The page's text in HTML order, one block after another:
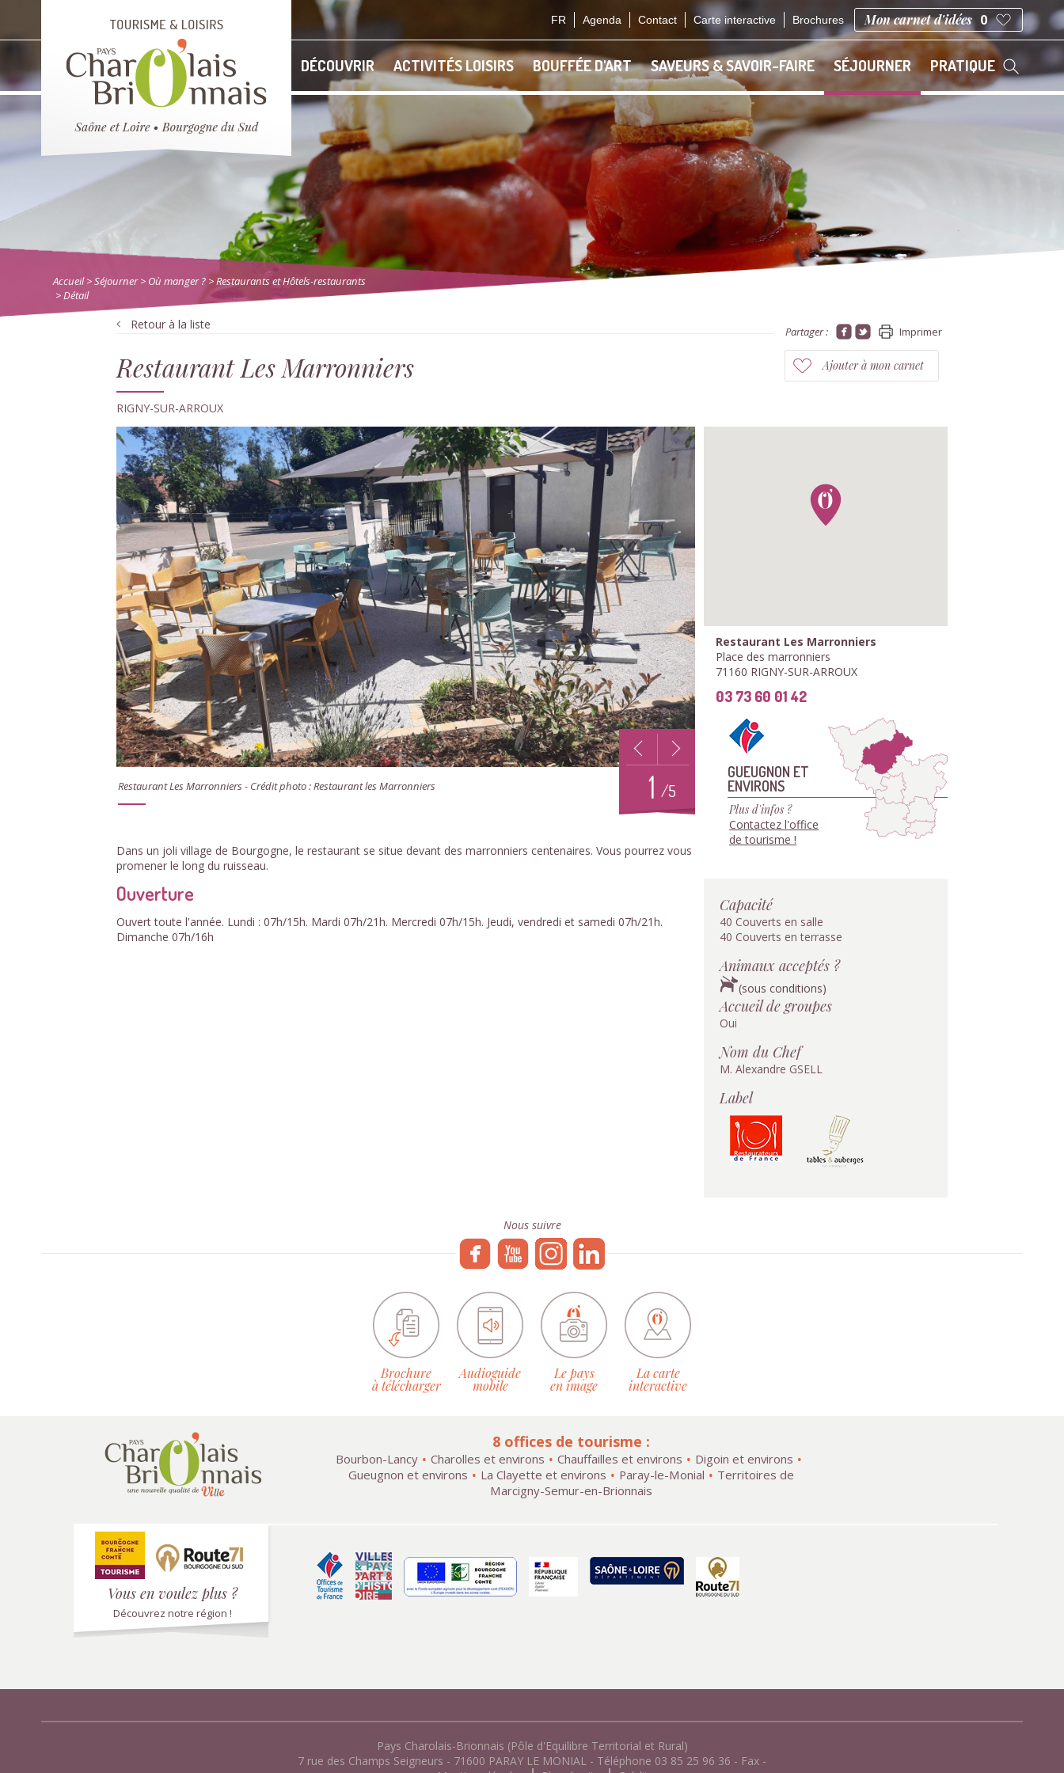
FR Agenda Contact Carte interactive Brochures Mon carnet d'idées 0
DÉCOUVRIR ACTIVITÉS LOISIRS BOUFFÉE D'ART SAVEURS & SAVOIR-FAIRE SÉJOURNER PRATIQUE
Accueil> Séjourner> Où manger ? >Restaurants et Hôtels-restaurants
> Détail
Retour à la liste Partager : Imprimer
Restaurant Les Marronniers
RIGNY-SUR-ARROUX
Ajouter à mon carnet
Restaurant Les Marronniers - Crédit photo : Restaurant les Marronniers 1 /5
Dans un joli village de Bourgogne, le restaurant se situe devant des marronniers centenaires. Vous pourrez vous
promener le long du ruisseau.
Ouverture
Ouvert toute l'année. Lundi : 07h/15h. Mardi 07h/21h. Mercredi 07h/15h. Jeudi, vendredi et samedi 07h/21h.
Dimanche 07h/16h
Restaurant Les Marronniers
Place des marronniers
71160 RIGNY-SUR-ARROUX
03 73 60 01 42
GUEUGNON ET
ENVIRONS
Plus d'infos ?
Contactez l'office
de tourisme !
Capacité
40 Couverts en salle
40 Couverts en terrasse
Animaux acceptés ?
(sous conditions)
Accueil de groupes
Oui
Nom du Chef
M. Alexandre GSELL
Label
Nous suivre
Brochure
à télécharger
Audioguide
mobile
Le pays
en image
La carte
interactive
8 offices de tourisme :
Bourbon-Lancy Charolles et environs Chauffailles et environs
Digoin et environs
Gueugnon et environs
La Clayette et environs Paray-le-Monial
Territoires de
Marcigny-Semur-en-Brionnais
Vous en voulez plus ?
Découvrez notre région !
Pays Charolais-Brionnais (Pôle d'Equilibre Territorial et Rural)
7 rue des Champs Seigneurs - 71600 PARAY LE MONIAL - Téléphone 03 85 25 96 36 - Fax -